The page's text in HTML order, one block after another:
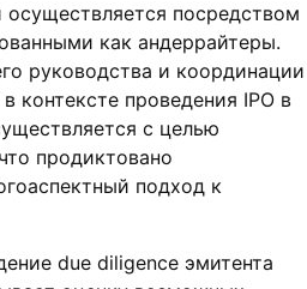
посредством
как андеррайтеры.
руководства и координации
контексте проведения IPO в
с целью
продиктовано
подход к
due diligence эмитента